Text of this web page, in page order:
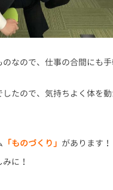
なので、仕事の合間にも
たので、気持ちよく体を
「ものづくり」 があります！
に！